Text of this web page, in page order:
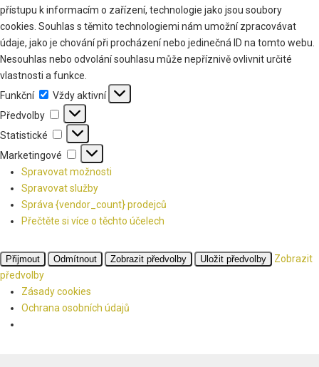
přístupu k informacím o zařízení, technologie jako jsou soubory
cookies. Souhlas s těmito technologiemi nám umožní zpracovávat
údaje, jako je chování při procházení nebo jedinečná ID na tomto webu.
Nesouhlas nebo odvolání souhlasu může nepříznivě ovlivnit určité
vlastnosti a funkce.
Funkční
Funkční
Vždy aktivní
Předvolby
Předvolby
Statistické Statistické
Marketingové
Marketingové
Spravovat možnosti
Spravovat služby
Správa {vendor_count} prodejců
Přečtěte si více o těchto účelech
Přijmout Odmítnout Zobrazit předvolby Uložit předvolby
Zobrazit
předvolby
Zásady cookies
Ochrana osobních údajů